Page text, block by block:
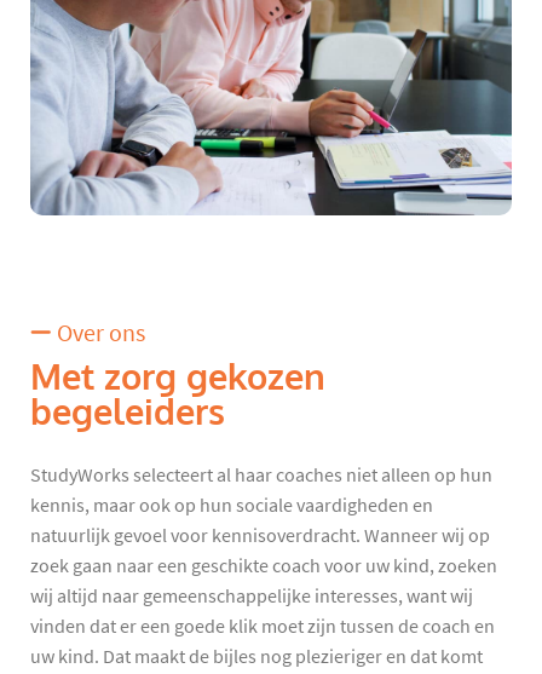
Over ons
Met zorg gekozen
begeleiders
StudyWorks selecteert al haar coaches niet alleen op hun
kennis, maar ook op hun sociale vaardigheden en
natuurlijk gevoel voor kennisoverdracht. Wanneer wij op
zoek gaan naar een geschikte coach voor uw kind, zoeken
wij altijd naar gemeenschappelijke interesses, want wij
vinden dat er een goede klik moet zijn tussen de coach en
uw kind. Dat maakt de bijles nog plezieriger en dat komt